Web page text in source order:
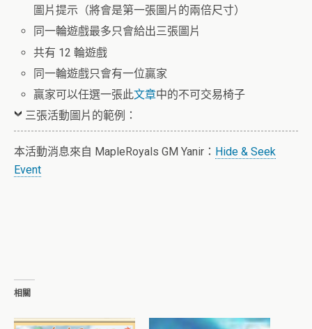
圖片提示（將會是第一張圖片的兩倍尺寸）
同一輪遊戲最多只會給出三張圖片
共有 12 輪遊戲
同一輪遊戲只會有一位贏家
贏家可以任選一張此文章中的不可交易椅子
三張活動圖片的範例：
本活動消息來自 MapleRoyals GM Yanir： Hide & Seek
Event
相關